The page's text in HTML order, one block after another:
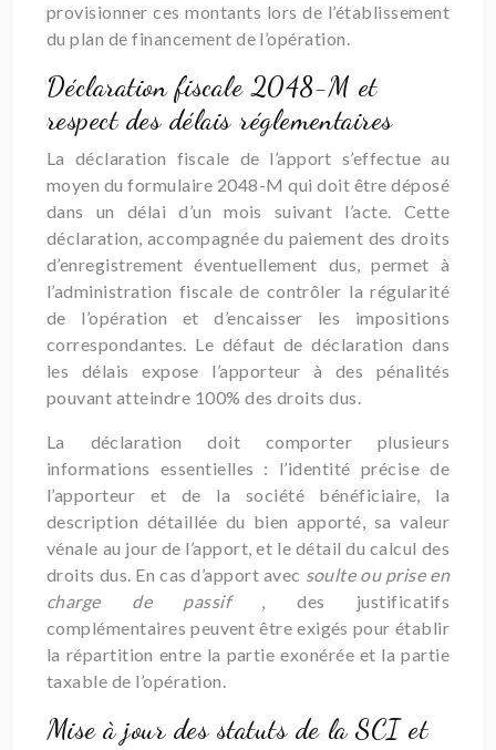
provisionner ces montants lors de l’établissement
du plan de financement de l’opération.
Déclaration fiscale 2048-M et
respect des délais réglementaires
La déclaration fiscale de l’apport s’effectue au
moyen du formulaire 2048-M qui doit être déposé
dans un délai d’un mois suivant l’acte. Cette
déclaration, accompagnée du paiement des droits
d’enregistrement éventuellement dus, permet à
l’administration fiscale de contrôler la régularité
de l’opération et d’encaisser les impositions
correspondantes. Le défaut de déclaration dans
les délais expose l’apporteur à des pénalités
pouvant atteindre 100% des droits dus.
La déclaration doit comporter plusieurs
informations essentielles : l’identité précise de
l’apporteur et de la société bénéficiaire, la
description détaillée du bien apporté, sa valeur
vénale au jour de l’apport, et le détail du calcul des
droits dus. En cas d’apport avec soulte ou prise en
charge de passif , des justificatifs
complémentaires peuvent être exigés pour établir
la répartition entre la partie exonérée et la partie
taxable de l’opération.
Mise à jour des statuts de la SCI et